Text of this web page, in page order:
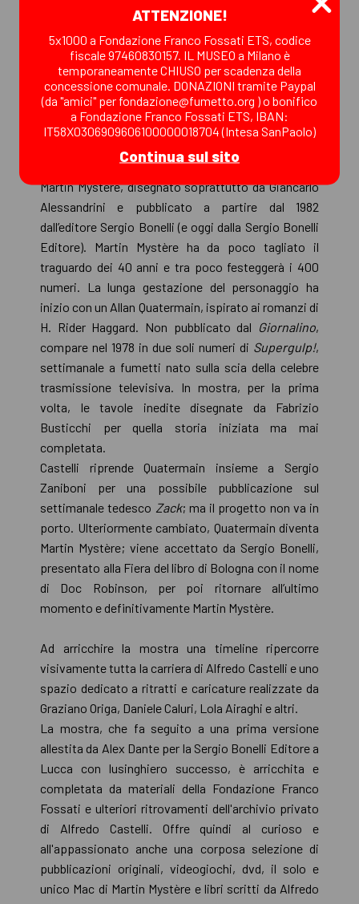
serie animate giapponesi, curando un catalogo in
lingua inglese per l’importante casa editrice
giapponese Kodansha. In mostra, oltre a questi
cataloghi, anche alcune pagine di un progetto che si
proponeva di adattare in forma di manga celebri
opere liriche italiane.
creatura più importante e famosa di Alfredo Castelli,
Martin Mystère, disegnato soprattutto da Giancarlo
Alessandrini e pubblicato a partire dal 1982
dall’editore Sergio Bonelli (e oggi dalla Sergio Bonelli
Editore). Martin Mystère ha da poco tagliato il
traguardo dei 40 anni e tra poco festeggerà i 400
numeri. La lunga gestazione del personaggio ha
inizio con un Allan Quatermain, ispirato ai romanzi di
H. Rider Haggard. Non pubblicato dal Giornalino,
compare nel 1978 in due soli numeri di Supergulp!,
settimanale a fumetti nato sulla scia della celebre
trasmissione televisiva. In mostra, per la prima
volta, le tavole inedite disegnate da Fabrizio
Busticchi per quella storia iniziata ma mai
completata.
Castelli riprende Quatermain insieme a Sergio
Zaniboni per una possibile pubblicazione sul
settimanale tedesco Zack; ma il progetto non va in
porto. Ulteriormente cambiato, Quatermain diventa
Martin Mystère; viene accettato da Sergio Bonelli,
presentato alla Fiera del libro di Bologna con il nome
di Doc Robinson, per poi ritornare all’ultimo
momento e definitivamente Martin Mystère.
Ad arricchire la mostra una timeline ripercorre
visivamente tutta la carriera di Alfredo Castelli e uno
spazio dedicato a ritratti e caricature realizzate da
Graziano Origa, Daniele Caluri, Lola Airaghi e altri.
La mostra, che fa seguito a una prima versione
allestita da Alex Dante per la Sergio Bonelli Editore a
Lucca con lusinghiero successo, è arricchita e
completata da materiali della Fondazione Franco
Fossati e ulteriori ritrovamenti dell'archivio privato
di Alfredo Castelli. Offre quindi al curioso e
all'appassionato anche una corposa selezione di
pubblicazioni originali, videogiochi, dvd, il solo e
unico Mac di Martin Mystère e libri scritti da Alfredo
ATTENZIONE!
5x1000 a Fondazione Franco Fossati ETS, codice
fiscale 97460830157. IL MUSEO a Milano è
temporaneamente CHIUSO per scadenza della
concessione comunale. DONAZIONI tramite Paypal
(da "amici" per fondazione@fumetto.org ) o bonifico
a Fondazione Franco Fossati ETS, IBAN:
IT58X0306909606100000018704 (Intesa SanPaolo)
Continua sul sito